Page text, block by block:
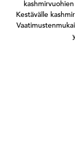
Kestävälle